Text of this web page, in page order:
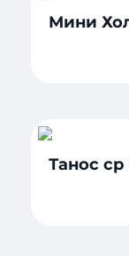
Мини
Танос ср